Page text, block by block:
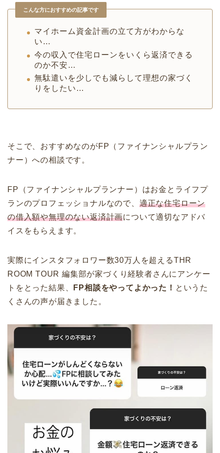
こんな方におすすめの記事です
マイホーム資金計画の立て方がわからな
い…
今の収入で住宅ローンをいくら返済できる
のか不安…
無駄遣いを少しでも減らして理想の家づく
りをしたい…
そこで、おすすめなのがFP（ファイナンシャルプラン
ナー）への相談です。
FP（ファイナンシャルプランナー）はお金とライフプ
ランのプロフェッショナルなので、 適正な住宅ローン
の借入額や無理のない返済計画について適切なアドバ
イスをもらえます。
実際にインスタフォロワー数30万人を超えるTHR
ROOM TOUR 編集部が家づくり経験者さんにアンケー
トをとった結果、
FP相談をやってよかった！ というた
くさんの声が届きました。